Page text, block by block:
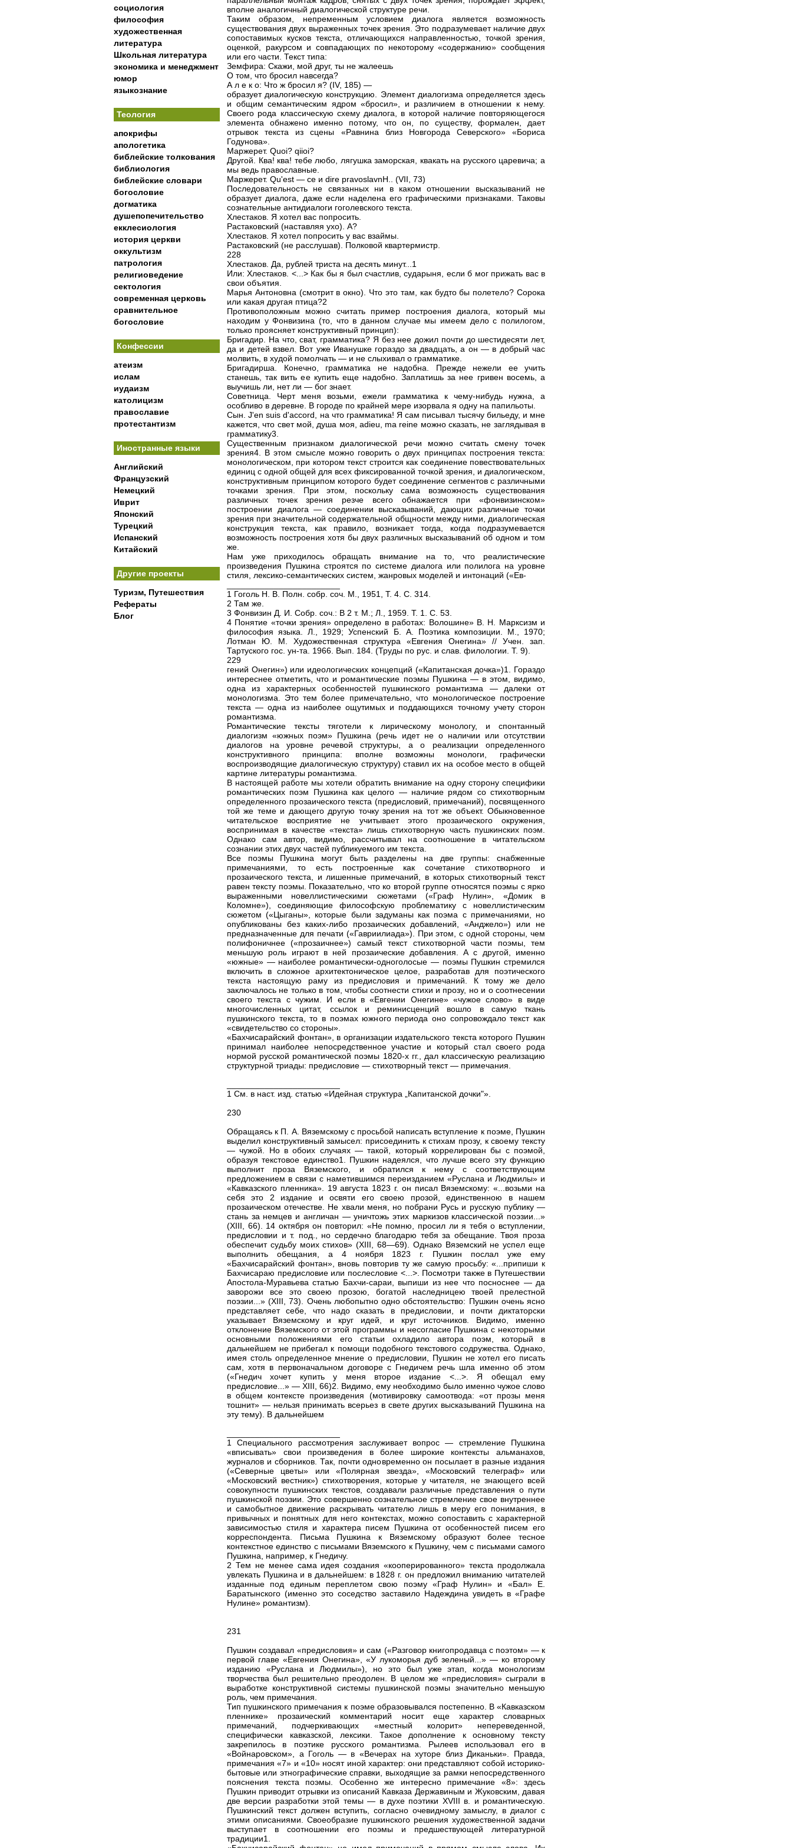
социология
философия
художественная
литература
Школьная литература
экономика и менеджмент
юмор
языкознание
Теология
апокрифы
апологетика
библейские толкования
библиология
библейские словари
богословие
догматика
душепопечительство
екклесиология
история церкви
оккультизм
патрология
религиоведение
сектология
современная церковь
сравнительное
богословие
Конфессии
атеизм
ислам
иудаизм
католицизм
православие
протестантизм
Иностранные языки
Английский
Французский
Немецкий
Иврит
Японский
Турецкий
Испанский
Китайский
Другие проекты
Туризм, Путешествия
Рефераты
Блог
вполне аналогичный диалогической структуре речи.
Таким образом, непременным условием диалога является возможность
существования двух выраженных точек зрения. Это подразумевает наличие двух
сопоставимых кусков текста, отличающихся направленностью, точкой зрения,
оценкой, ракурсом и совпадающих по некоторому «содержанию» сообщения
или его части. Текст типа:
Земфира: Скажи, мой друг, ты не жалеешь
О том, что бросил навсегда?
А л е к о: Что ж бросил я? (IV, 185) —
образует диалогическую конструкцию. Элемент диалогизма определяется здесь
и общим семантическим ядром «бросил», и различием в отношении к нему.
Своего рода классическую схему диалога, в которой наличие повторяющегося
элемента обнажено именно потому, что он, по существу, формален, дает
отрывок текста из сцены «Равнина близ Новгорода Северского» «Бориса
Годунова».
Маржерет. Quoi? qiioi?
Другой. Ква! ква! тебе любо, лягушка заморская, квакать на русского царевича; а
мы ведь православные.
Маржерет. Qu'est — се и dire pravoslavnH.. (VII, 73)
Последовательность не связанных ни в каком отношении высказываний не
образует диалога, даже если наделена его графическими признаками. Таковы
сознательные антидиалоги гоголевского текста.
Хлестаков. Я хотел вас попросить.
Растаковский (наставляя ухо). А?
Хлестаков. Я хотел попросить у вас взаймы.
Растаковский (не расслушав). Полковой квартермистр.
228
Хлестаков. Да, рублей триста на десять минут...1
Или: Хлестаков. <...> Как бы я был счастлив, сударыня, если б мог прижать вас в
свои объятия.
Марья Антоновна (смотрит в окно). Что это там, как будто бы полетело? Сорока
или какая другая птица?2
Противоположным можно считать пример построения диалога, который мы
находим у Фонвизина (то, что в данном случае мы имеем дело с полилогом,
только проясняет конструктивный принцип):
Бригадир. На что, сват, грамматика? Я без нее дожил почти до шестидесяти лет,
да и детей взвел. Вот уже Иванушке гораздо за двадцать, а он — в добрый час
молвить, в худой помолчать — и не слыхивал о грамматике.
Бригадирша. Конечно, грамматика не надобна. Прежде нежели ее учить
станешь, так вить ее купить еще надобно. Заплатишь за нее гривен восемь, а
выучишь ли, нет ли — бог знает.
Советница. Черт меня возьми, ежели грамматика к чему-нибудь нужна, а
особливо в деревне. В городе по крайней мере изорвала я одну на папильоты.
Сын. J'en suis d'accord, на что грамматика! Я сам писывал тысячу бильеду, и мне
кажется, что свет мой, душа моя, adieu, ma reine можно сказать, не заглядывая в
грамматику3.
Существенным признаком диалогической речи можно считать смену точек
зрения4. В этом смысле можно говорить о двух принципах построения текста:
монологическом, при котором текст строится как соединение повествовательных
единиц с одной общей для всех фиксированной точкой зрения, и диалогическом,
конструктивным принципом которого будет соединение сегментов с различными
точками зрения. При этом, поскольку сама возможность существования
различных точек зрения резче всего обнажается при «фонвизинском»
построении диалога — соединении высказываний, дающих различные точки
зрения при значительной содержательной общности между ними, диалогическая
конструкция текста, как правило, возникает тогда, когда подразумевается
возможность построения хотя бы двух различных высказываний об одном и том
же.
Нам уже приходилось обращать внимание на то, что реалистические
произведения Пушкина строятся по системе диалога или полилога на уровне
стиля, лексико-семантических систем, жанровых моделей и интонаций («Ев-
1 Гоголь Н. В. Полн. собр. соч. М., 1951, Т. 4. С. 314.
2 Там же.
3 Фонвизин Д. И. Собр. соч.: В 2 т. М.; Л., 1959. Т. 1. С. 53.
4 Понятие «точки зрения» определено в работах: Волошине» В. Н. Марксизм и
философия языка. Л., 1929; Успенский Б. А. Поэтика композиции. М., 1970;
Лотман Ю. М. Художественная структура «Евгения Онегина» // Учен. зап.
Тартуского гос. ун-та. 1966. Вып. 184. (Труды по рус. и слав. филологии. Т. 9).
229
гений Онегин») или идеологических концепций («Капитанская дочка»)1. Гораздо
интереснее отметить, что и романтические поэмы Пушкина — в этом, видимо,
одна из характерных особенностей пушкинского романтизма — далеки от
монологизма. Это тем более примечательно, что монологическое построение
текста — одна из наиболее ощутимых и поддающихся точному учету сторон
романтизма.
Романтические тексты тяготели к лирическому монологу, и спонтанный
диалогизм «южных поэм» Пушкина (речь идет не о наличии или отсутствии
диалогов на уровне речевой структуры, а о реализации определенного
конструктивного принципа: вполне возможны монологи, графически
воспроизводящие диалогическую структуру) ставил их на особое место в общей
картине литературы романтизма.
В настоящей работе мы хотели обратить внимание на одну сторону специфики
романтических поэм Пушкина как целого — наличие рядом со стихотворным
определенного прозаического текста (предисловий, примечаний), посвященного
той же теме и дающего другую точку зрения на тот же объект. Обыкновенное
читательское восприятие не учитывает этого прозаического окружения,
воспринимая в качестве «текста» лишь стихотворную часть пушкинских поэм.
Однако сам автор, видимо, рассчитывал на соотношение в читательском
сознании этих двух частей публикуемого им текста.
Все поэмы Пушкина могут быть разделены на две группы: снабженные
примечаниями, то есть построенные как сочетание стихотворного и
прозаического текста, и лишенные примечаний, в которых стихотворный текст
равен тексту поэмы. Показательно, что ко второй группе относятся поэмы с ярко
выраженными новеллистическими сюжетами («Граф Нулин», «Домик в
Коломне»), соединяющие философскую проблематику с новеллистическим
сюжетом («Цыганы», которые были задуманы как поэма с примечаниями, но
опубликованы без каких-либо прозаических добавлений, «Анджело») или не
предназначенные для печати («Гавриилиада»). При этом, с одной стороны, чем
полифоничнее («прозаичнее») самый текст стихотворной части поэмы, тем
меньшую роль играют в ней прозаические добавления. А с другой, именно
«южные» — наиболее романтически-одноголосые — поэмы Пушкин стремился
включить в сложное архитектоническое целое, разработав для поэтического
текста настоящую раму из предисловия и примечаний. К тому же дело
заключалось не только в том, чтобы соотнести стихи и прозу, но и о соотнесении
своего текста с чужим. И если в «Евгении Онегине» «чужое слово» в виде
многочисленных цитат, ссылок и реминисценций вошло в самую ткань
пушкинского текста, то в поэмах южного периода оно сопровождало текст как
«свидетельство со стороны».
«Бахчисарайский фонтан», в организации издательского текста которого Пушкин
принимал наиболее непосредственное участие и который стал своего рода
нормой русской романтической поэмы 1820-х гг., дал классическую реализацию
структурной триады: предисловие — стихотворный текст — примечания.
1 См. в наст. изд. статью «Идейная структура „Капитанской дочки"».
230
Обращаясь к П. А. Вяземскому с просьбой написать вступление к поэме, Пушкин
выделил конструктивный замысел: присоединить к стихам прозу, к своему тексту
— чужой. Но в обоих случаях — такой, который коррелирован бы с поэмой,
образуя текстовое единство1. Пушкин надеялся, что лучше всего эту функцию
выполнит проза Вяземского, и обратился к нему с соответствующим
предложением в связи с наметившимся переизданием «Руслана и Людмилы» и
«Кавказского пленника». 19 августа 1823 г. он писал Вяземскому: «...возьми на
себя это 2 издание и освяти его своею прозой, единственною в нашем
прозаическом отечестве. Не хвали меня, но побрани Русь и русскую публику —
стань за немцев и англичан — уничтожь этих маркизов классической поэзии...»
(XIII, 66). 14 октября он повторил: «Не помню, просил ли я тебя о вступлении,
предисловии и т. под., но сердечно благодарю тебя за обещание. Твоя проза
обеспечит судьбу моих стихов» (XIII, 68—69). Однако Вяземский не успел еще
выполнить обещания, а 4 ноября 1823 г. Пушкин послал уже ему
«Бахчисарайский фонтан», вновь повторив ту же самую просьбу: «...припиши к
Бахчисараю предисловие или послесловие <...>. Посмотри также в Путешествии
Апостола-Муравьева статью Бахчи-сараи, выпиши из нее что посноснее — да
заворожи все это своею прозою, богатой наследницею твоей прелестной
поэзии...» (XIII, 73). Очень любопытно одно обстоятельство: Пушкин очень ясно
представляет себе, что надо сказать в предисловии, и почти диктаторски
указывает Вяземскому и круг идей, и круг источников. Видимо, именно
отклонение Вяземского от этой программы и несогласие Пушкина с некоторыми
основными положениями его статьи охладило автора поэм, который в
дальнейшем не прибегал к помощи подобного текстового содружества. Однако,
имея столь определенное мнение о предисловии, Пушкин не хотел его писать
сам, хотя в первоначальном договоре с Гнедичем речь шла именно об этом
(«Гнедич хочет купить у меня второе издание <...>. Я обещал ему
предисловие...» — XIII, 66)2. Видимо, ему необходимо было именно чужое слово
в общем контексте произведения (мотивировку самоотвода: «от прозы меня
тошнит» — нельзя принимать всерьез в свете других высказываний Пушкина на
эту тему). В дальнейшем
1 Специального рассмотрения заслуживает вопрос — стремление Пушкина
«вписывать» свои произведения в более широкие контексты альманахов,
журналов и сборников. Так, почти одновременно он посылает в разные издания
(«Северные цветы» или «Полярная звезда», «Московский телеграф» или
«Московский вестник») стихотворения, которые у читателя, не знающего всей
совокупности пушкинских текстов, создавали различные представления о пути
пушкинской поэзии. Это совершенно сознательное стремление свое внутреннее
и самобытное движение раскрывать читателю лишь в меру его понимания, в
привычных и понятных для него контекстах, можно сопоставить с характерной
зависимостью стиля и характера писем Пушкина от особенностей писем его
корреспондента. Письма Пушкина к Вяземскому образуют более тесное
контекстное единство с письмами Вяземского к Пушкину, чем с письмами самого
Пушкина, например, к Гнедичу.
2 Тем не менее сама идея создания «кооперированного» текста продолжала
увлекать Пушкина и в дальнейшем: в 1828 г. он предложил вниманию читателей
изданные под единым переплетом свою поэму «Граф Нулин» и «Бал» Е.
Баратынского (именно это соседство заставило Надеждина увидеть в «Графе
Нулине» романтизм).
231
Пушкин создавал «предисловия» и сам («Разговор книгопродавца с поэтом» — к
первой главе «Евгения Онегина», «У лукоморья дуб зеленый...» — ко второму
изданию «Руслана и Людмилы»), но это был уже этап, когда монологизм
творчества был решительно преодолен. В целом же «предисловия» сыграли в
выработке конструктивной системы пушкинской поэмы значительно меньшую
роль, чем примечания.
Тип пушкинского примечания к поэме образовывался постепенно. В «Кавказском
пленнике» прозаический комментарий носит еще характер словарных
примечаний, подчеркивающих «местный колорит» непереведенной,
специфически кавказской, лексики. Такое дополнение к основному тексту
закрепилось в поэтике русского романтизма. Рылеев использовал его в
«Войнаровском», а Гоголь — в «Вечерах на хуторе близ Диканьки». Правда,
примечания «7» и «10» носят иной характер: они представляют собой историко-
бытовые или этнографические справки, выходящие за рамки непосредственного
пояснения текста поэмы. Особенно же интересно примечание «8»: здесь
Пушкин приводит отрывки из описаний Кавказа Державиным и Жуковским, давая
две версии разработки этой темы — в духе поэтики XVIII в. и романтическую.
Пушкинский текст должен вступить, согласно очевидному замыслу, в диалог с
этими описаниями. Своеобразие пушкинского решения художественной задачи
выступает в соотношении его поэмы и предшествующей литературной
традиции1.